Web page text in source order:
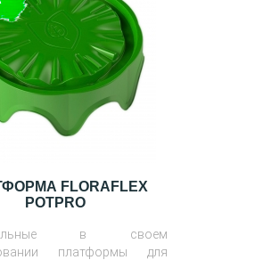
FLORAFLEX
POTPRO
в своем
платформы для